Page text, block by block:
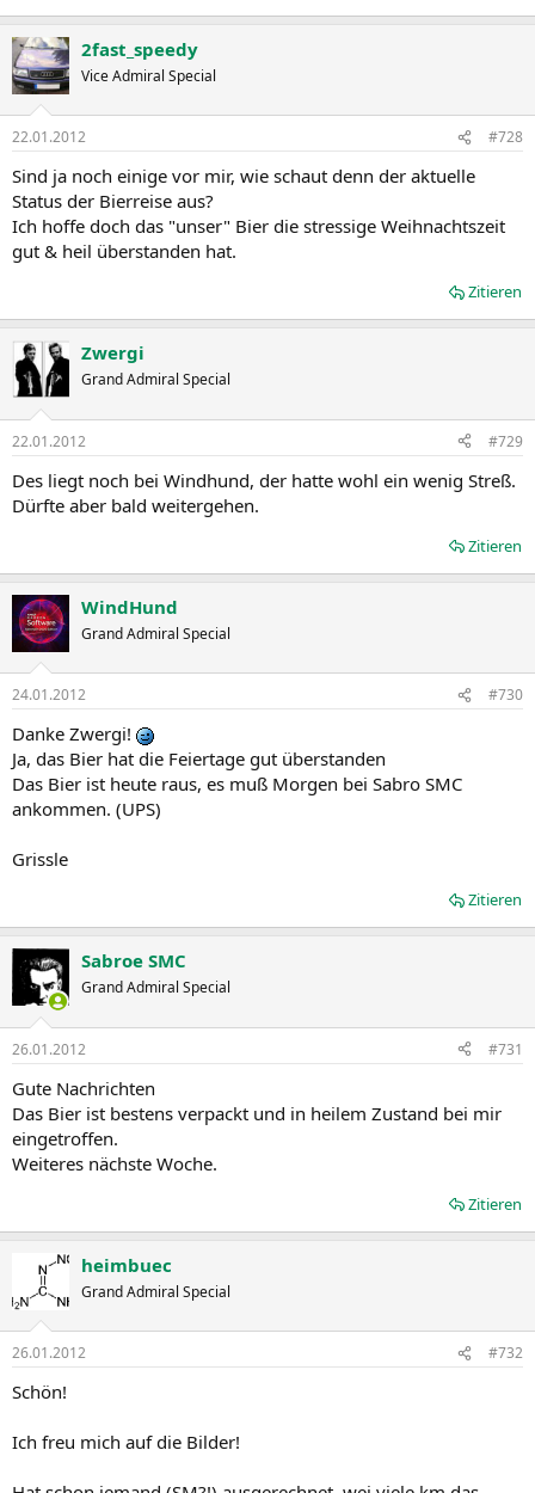
2fast_speedy
Vice Admiral Special
22.01.2012 #728
Sind ja noch einige vor mir, wie schaut denn der aktuelle
Status der Bierreise aus?
Ich hoffe doch das "unser" Bier die stressige Weihnachtszeit
gut & heil überstanden hat.
Zitieren
Zwergi
Grand Admiral Special
22.01.2012 #729
Des liegt noch bei Windhund, der hatte wohl ein wenig Streß.
Dürfte aber bald weitergehen.
Zitieren
WindHund
Grand Admiral Special
24.01.2012 #730
Danke Zwergi!
Ja, das Bier hat die Feiertage gut überstanden
Das Bier ist heute raus, es muß Morgen bei Sabro SMC
ankommen. (UPS)
Grissle
Zitieren
Sabroe SMC
Grand Admiral Special
26.01.2012 #731
Gute Nachrichten
Das Bier ist bestens verpackt und in heilem Zustand bei mir
eingetroffen.
Weiteres nächste Woche.
Zitieren
heimbuec
Grand Admiral Special
26.01.2012 #732
Schön!
Ich freu mich auf die Bilder!